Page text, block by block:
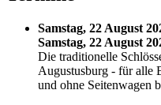
Samstag, 22 August
Samstag, 22 August
Die traditionelle
Augustusburg - für alle
und ohne Seitenwagen